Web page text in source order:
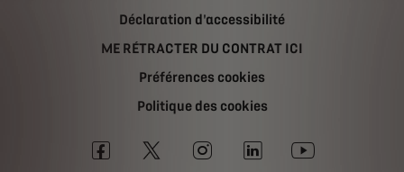
Déclaration d'accessibilité
ME RÉTRACTER DU CONTRAT ICI
Préférences cookies
Politique des cookies